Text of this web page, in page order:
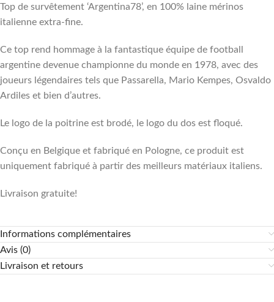
Top de survêtement ‘Argentina78’, en 100% laine mérinos
italienne extra-fine.
Ce top rend hommage à la fantastique équipe de football
argentine devenue championne du monde en 1978, avec des
joueurs légendaires tels que Passarella, Mario Kempes, Osvaldo
Ardiles et bien d’autres.
Le logo de la poitrine est brodé, le logo du dos est floqué.
Conçu en Belgique et fabriqué en Pologne, ce produit est
uniquement fabriqué à partir des meilleurs matériaux italiens.
Livraison gratuite!
Informations complémentaires
Avis (0)
Livraison et retours